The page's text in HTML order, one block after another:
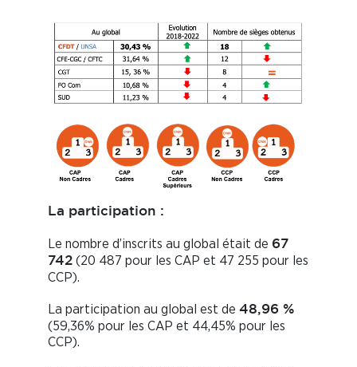
La participation :
Le nombre d’inscrits au global était de 67
742 (20 487 pour les CAP et 47 255 pour les
CCP).
La participation au global est de 48,96 %
(59,36% pour les CAP et 44,45% pour les
CCP).